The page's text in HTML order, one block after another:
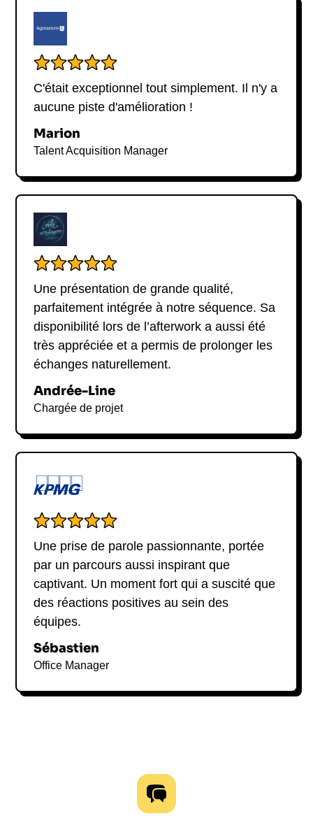
C'était exceptionnel tout simplement. Il n'y a
aucune piste d'amélioration !
Marion
Talent Acquisition Manager
Une présentation de grande qualité,
parfaitement intégrée à notre séquence. Sa
disponibilité lors de l’afterwork a aussi été
très appréciée et a permis de prolonger les
échanges naturellement.
Andrée-Line
Chargée de projet
Une prise de parole passionnante, portée
par un parcours aussi inspirant que
captivant. Un moment fort qui a suscité que
des réactions positives au sein des
équipes.
Sébastien
Office Manager